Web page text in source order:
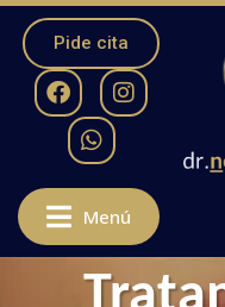
Pide cita
Menú